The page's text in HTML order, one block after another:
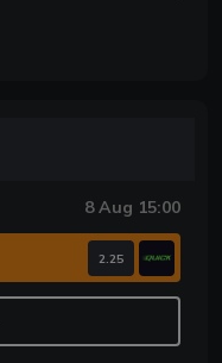
8 Aug 15:00
2.25